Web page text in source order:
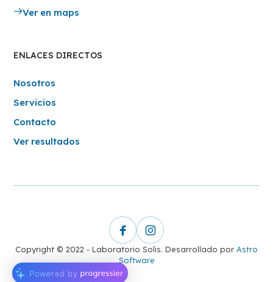
Ver en maps
ENLACES DIRECTOS
Nosotros
Servicios
Contacto
Ver resultados
Copyright © 2022 - Laboratorio Solis. Desarrollado por Astro
Software
Powered by